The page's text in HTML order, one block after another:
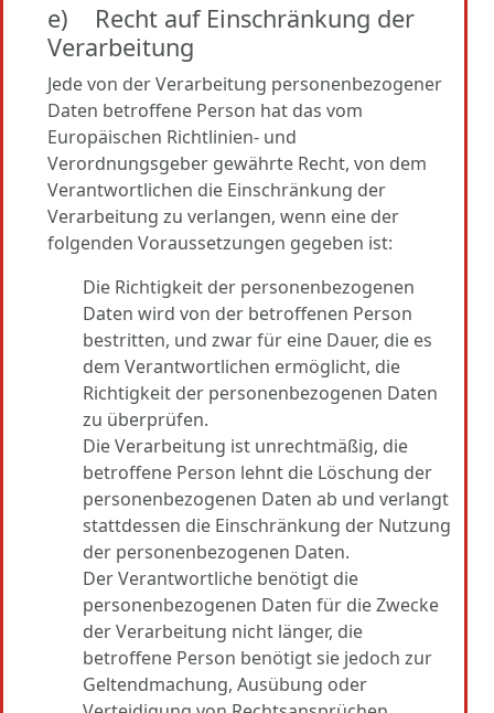
e) Recht auf Einschränkung der
Verarbeitung
Jede von der Verarbeitung personenbezogener
Daten betroffene Person hat das vom
Europäischen Richtlinien- und
Verordnungsgeber gewährte Recht, von dem
Verantwortlichen die Einschränkung der
Verarbeitung zu verlangen, wenn eine der
folgenden Voraussetzungen gegeben ist:
Die Richtigkeit der personenbezogenen
Daten wird von der betroffenen Person
bestritten, und zwar für eine Dauer, die es
dem Verantwortlichen ermöglicht, die
Richtigkeit der personenbezogenen Daten
zu überprüfen.
Die Verarbeitung ist unrechtmäßig, die
betroffene Person lehnt die Löschung der
personenbezogenen Daten ab und verlangt
stattdessen die Einschränkung der Nutzung
der personenbezogenen Daten.
Der Verantwortliche benötigt die
personenbezogenen Daten für die Zwecke
der Verarbeitung nicht länger, die
betroffene Person benötigt sie jedoch zur
Geltendmachung, Ausübung oder